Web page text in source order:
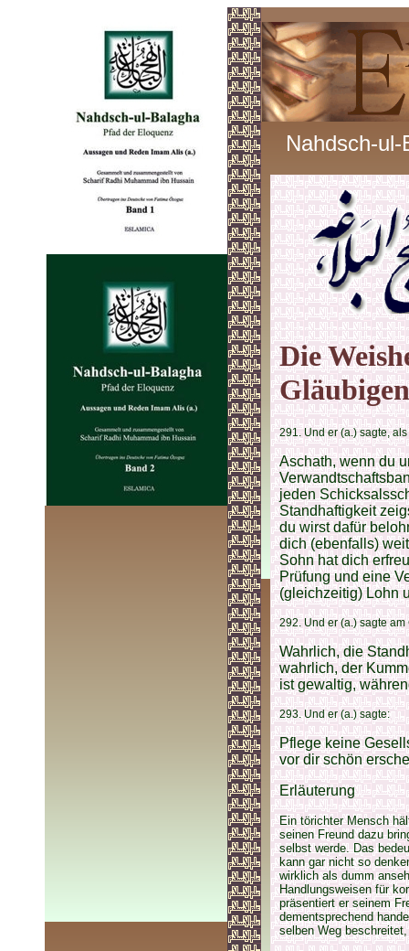
Nahdsch-ul-
Die
291. Und er (a.) sagte,
Aschath, wenn du
jeden
Standhaftigkeit
du wirst dafür
dich (ebenfalls)
Sohn hat dich
Prüfung und eine
(gleichzeitig) Lohn
292. Und er (a.) sagte
Wahrlich, die
wahrlich, der
ist gewaltig,
293. Und er (a.) sagte:
Pflege keine
vor dir schön
Erläuterung
Ein törichter Mensch
seinen Freund dazu
selbst werde. Das
kann gar nicht so
wirklich als dumm
Handlungsweisen für
präsentiert er seinem
dementsprechend
selben Weg